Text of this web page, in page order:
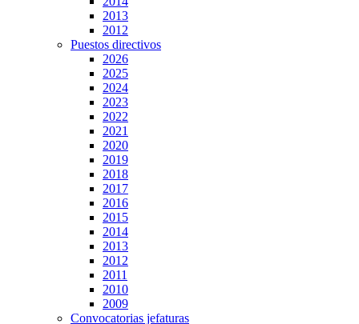
2013
2012
Puestos directivos
2026
2025
2024
2023
2022
2021
2020
2019
2018
2017
2016
2015
2014
2013
2012
2011
2010
2009
Convocatorias jefaturas